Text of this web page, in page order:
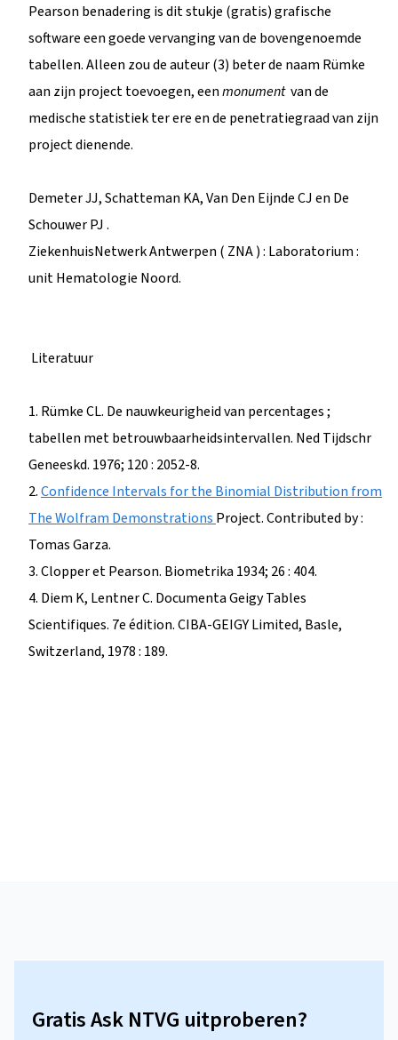
Pearson benadering is dit stukje (gratis) grafische
software een goede vervanging van de bovengenoemde
tabellen. Alleen zou de auteur (3) beter de naam Rümke
aan zijn project toevoegen, eenmonument van de
medische statistiek ter ere en de penetratiegraad van zijn
project dienende.
Demeter JJ, Schatteman KA, Van Den Eijnde CJ en De
Schouwer PJ .
ZiekenhuisNetwerk Antwerpen ( ZNA ) : Laboratorium :
unit Hematologie Noord.
Literatuur
1. Rümke CL. De nauwkeurigheid van percentages ;
tabellen met betrouwbaarheidsintervallen. Ned Tijdschr
Geneeskd. 1976; 120 : 2052-8.
2.Confidence Intervals for the Binomial Distribution from
The Wolfram Demonstrations Project. Contributed by :
Tomas Garza.
3. Clopper et Pearson. Biometrika 1934; 26 : 404.
4. Diem K, Lentner C. Documenta Geigy Tables
Scientifiques. 7e édition. CIBA-GEIGY Limited, Basle,
Switzerland, 1978 : 189.
Gratis Ask NTVG uitproberen?